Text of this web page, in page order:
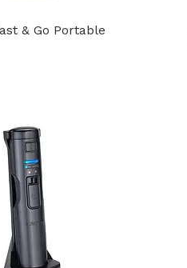
& Go Portable